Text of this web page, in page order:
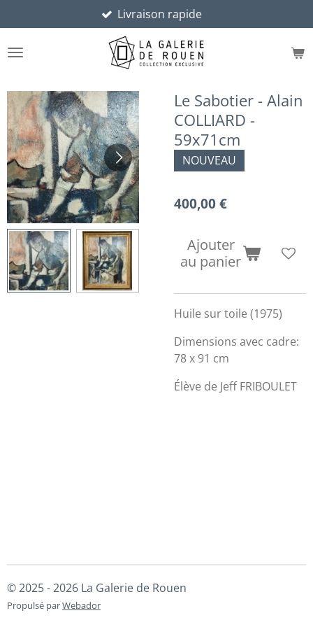
au
contenu
Livraison rapide
Le Sabotier - Alain
COLLIARD -
59x71cm
NOUVEAU
400,00 €
Ajouter
au panier
Huile sur toile (1975)
Dimensions avec cadre:
78 x 91 cm
Élève de Jeff FRIBOULET
© 2025 - 2026 La Galerie de Rouen
Propulsé parWebador